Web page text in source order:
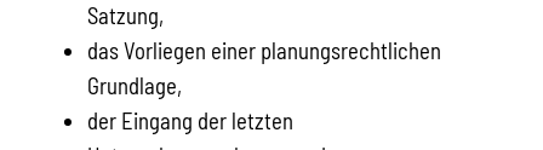
Satzung,
das Vorliegen einer planungsrechtlichen
Grundlage,
der Eingang der letzten